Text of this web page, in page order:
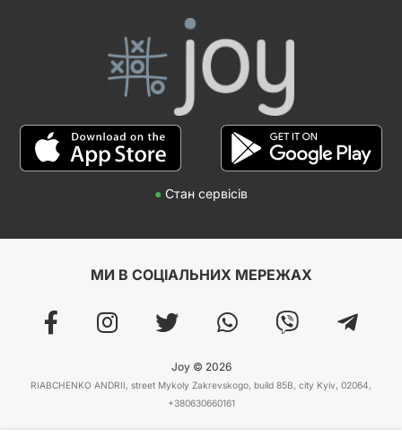
● Стан сервісів
МИ В СОЦІАЛЬНИХ МЕРЕЖАХ
Joy © 2026
RIABCHENKO ANDRII, street Mykoly Zakrevskogo, build 85B, city Kyiv, 02064,
+380630660161